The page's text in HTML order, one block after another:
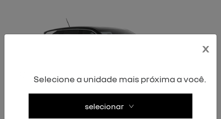
x
Selecione a unidade mais próxima a você.
selecionar